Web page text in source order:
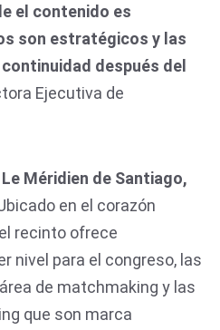
el contenido es
son estratégicos y las
después del
Ejecutiva de
Méridien de Santiago,
en el corazón
recinto ofrece
nivel para el congreso, las
de matchmaking y las
que son marca